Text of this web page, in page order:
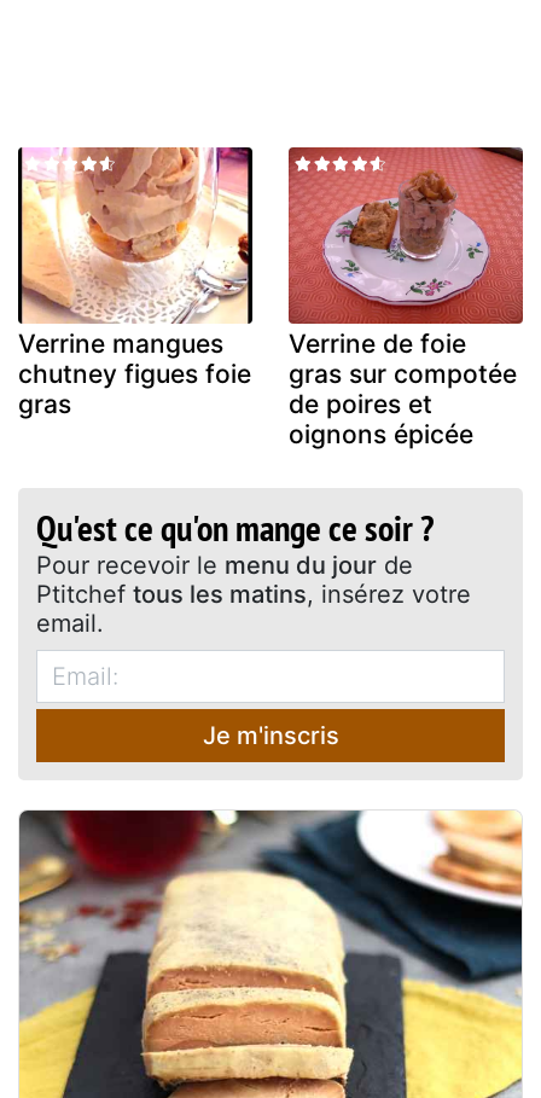
Verrine mangues
chutney figues foie
gras
Verrine de foie
gras sur compotée
de poires et
oignons épicée
Qu'est ce qu'on mange ce soir ?
Pour recevoir le menu du jour de
Ptitchef tous les matins, insérez votre
email.
Je m'inscris